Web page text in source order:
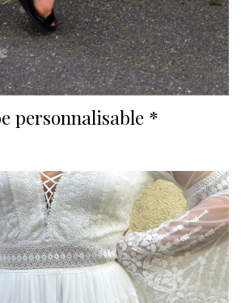
personnalisable *